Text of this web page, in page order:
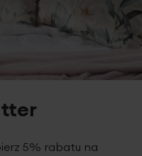
5% rabatu na